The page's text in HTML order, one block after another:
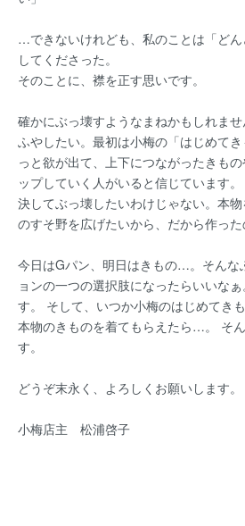
…できないけれども、私のことは「ど
してくださった。
そのことに、襟を正す思いです。
確かにぶっ壊すようなまねかもしれま
ふやしたい。最初は小梅の「はじめて
っと欲が出て、上下につながったきも
ップしていく人がいると信じています。
決してぶっ壊したいわけじゃない。本
のすそ野を広げたいから、だから作った
今日はGパン、明日はきもの…。そんな
ョンの一つの選択肢になったらいいな
す。 そして、いつか小梅のはじめてき
本物のきものを着てもらえたら…。 そ
す。
どうぞ末永く、よろしくお願いします。
小梅店主 松浦啓子